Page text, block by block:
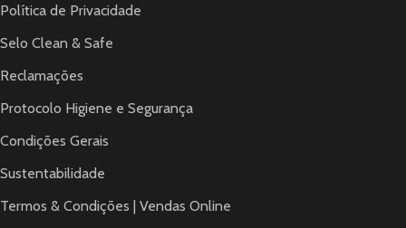
Política de Privacidade
Selo Clean & Safe
Reclamações
Protocolo Higiene e Segurança
Condições Gerais
Sustentabilidade
Termos & Condições | Vendas Online